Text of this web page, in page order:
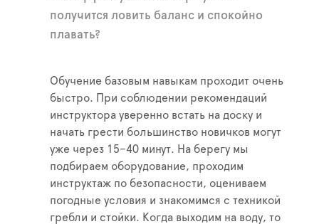
получится ловить баланс и спокойно
плавать?
Обучение базовым навыкам проходит очень
быстро. При соблюдении рекомендаций
инструктора уверенно встать на доску и
начать грести большинство новичков могут
уже через 15–40 минут. На берегу мы
подбираем оборудование, проходим
инструктаж по безопасности, оцениваем
погодные условия и знакомимся с техникой
гребли и стойки. Когда выходим на воду, то